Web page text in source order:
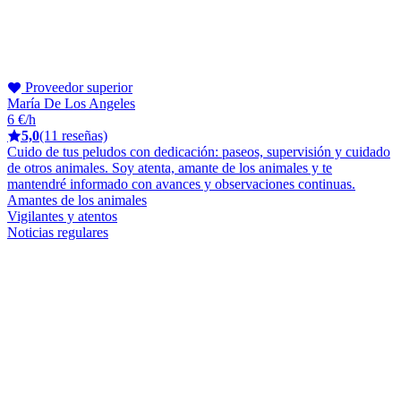
Proveedor superior
María De Los Angeles
6 €/h
5,0(11 reseñas)
Cuido de tus peludos con dedicación: paseos, supervisión y cuidado
de otros animales. Soy atenta, amante de los animales y te
mantendré informado con avances y observaciones continuas.
Amantes de los animales
Vigilantes y atentos
Noticias regulares